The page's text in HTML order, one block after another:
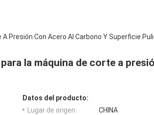
Presión Con Acero Al Carbono Y Superficie
la máquina de corte a
Datos del producto:
Lugar de origen:
CHINA